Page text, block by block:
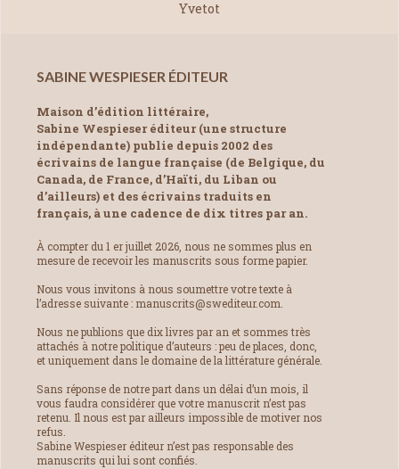
Yvetot
SABINE WESPIESER ÉDITEUR
Maison d’édition littéraire,
Sabine Wespieser éditeur (une structure
indépendante) publie depuis 2002 des
écrivains de langue française (de Belgique, du
Canada, de France, d’Haïti, du Liban ou
d’ailleurs) et des écrivains traduits en
français, à une cadence de dix titres par an.
À compter du 1 er juillet 2026, nous ne sommes plus en
mesure de recevoir les manuscrits sous forme papier.
Nous vous invitons à nous soumettre votre texte à
l’adresse suivante : manuscrits@swediteur.com.
Nous ne publions que dix livres par an et sommes très
attachés à notre politique d’auteurs : peu de places, donc,
et uniquement dans le domaine de la littérature générale.
Sans réponse de notre part dans un délai d’un mois, il
vous faudra considérer que votre manuscrit n’est pas
retenu. Il nous est par ailleurs impossible de motiver nos
refus.
Sabine Wespieser éditeur n’est pas responsable des
manuscrits qui lui sont confiés.